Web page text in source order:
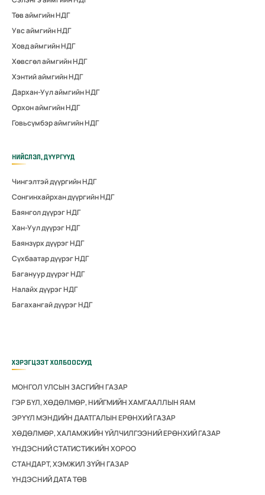
Төв аймгийн НДГ
Увс аймгийн НДГ
Ховд аймгийн НДГ
Хөвсгөл аймгийн НДГ
Хэнтий аймгийн НДГ
Дархан-Уул аймгийн НДГ
Орхон аймгийн НДГ
Говьсүмбэр аймгийн НДГ
НИЙСЛЭЛ, ДҮҮРГҮҮД
Чингэлтэй дүүргийн НДГ
Сонгинхайрхан дүүргийн НДГ
Баянгол дүүрэг НДГ
Хан-Уул дүүрэг НДГ
Баянзүрх дүүрэг НДГ
Сүхбаатар дүүрэг НДГ
Багануур дүүрэг НДГ
Налайх дүүрэг НДГ
Багахангай дүүрэг НДГ
ХЭРЭГЦЭЭТ ХОЛБООСУУД
МОНГОЛ УЛСЫН ЗАСГИЙН ГАЗАР
ГЭР БҮЛ, ХӨДӨЛМӨР, НИЙГМИЙН ХАМГААЛЛЫН ЯАМ
ЭРҮҮЛ МЭНДИЙН ДААТГАЛЫН ЕРӨНХИЙ ГАЗАР
ХӨДӨЛМӨР, ХАЛАМЖИЙН ҮЙЛЧИЛГЭЭНИЙ ЕРӨНХИЙ ГАЗАР
ҮНДЭСНИЙ СТАТИСТИКИЙН ХОРОО
СТАНДАРТ, ХЭМЖИЛ ЗҮЙН ГАЗАР
ҮНДЭСНИЙ ДАТА ТӨВ